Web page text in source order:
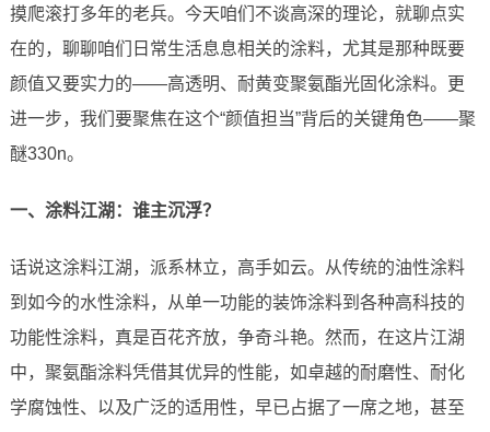
摸爬滚打多年的老兵。今天咱们不谈高深的理论，就聊点实
在的，聊聊咱们日常生活息息相关的涂料，尤其是那种既要
颜值又要实力的——高透明、耐黄变聚氨酯光固化涂料。更
进一步，我们要聚焦在这个“颜值担当”背后的关键角色——聚
醚330n。
一、涂料江湖：谁主沉浮？
话说这涂料江湖，派系林立，高手如云。从传统的油性涂料
到如今的水性涂料，从单一功能的装饰涂料到各种高科技的
功能性涂料，真是百花齐放，争奇斗艳。然而，在这片江湖
中，聚氨酯涂料凭借其优异的性能，如卓越的耐磨性、耐化
学腐蚀性、以及广泛的适用性，早已占据了一席之地，甚至